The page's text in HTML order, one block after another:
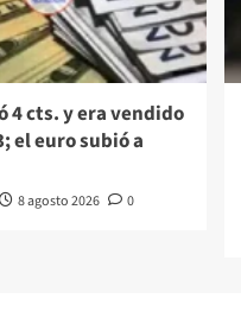
4 cts. y era vendido
el euro subió a
8 agosto 2026 0